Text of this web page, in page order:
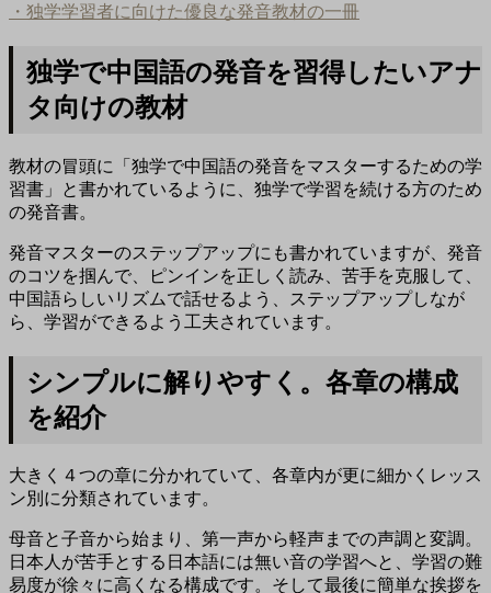
・独学学習者に向けた優良な発音教材の一冊
独学で中国語の発音を習得したいアナ
タ向けの教材
教材の冒頭に「独学で中国語の発音をマスターするための学
習書」と書かれているように、独学で学習を続ける方のため
の発音書。
発音マスターのステップアップにも書かれていますが、発音
のコツを掴んで、ピンインを正しく読み、苦手を克服して、
中国語らしいリズムで話せるよう、ステップアップしなが
ら、学習ができるよう工夫されています。
シンプルに解りやすく。各章の構成
を紹介
大きく４つの章に分かれていて、各章内が更に細かくレッス
ン別に分類されています。
母音と子音から始まり、第一声から軽声までの声調と変調。
日本人が苦手とする日本語には無い音の学習へと、学習の難
易度が徐々に高くなる構成です。そして最後に簡単な挨拶を